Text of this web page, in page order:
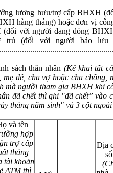
lương hưu/trợ cấp BHXH
hàng tháng) hoặc đơn vị
với người đang đóng
trú (đối với người bảo lưu
sách thân nhân (Kê khai tất
mẹ đẻ, cha vợ hoặc cha chồng,
mà người tham gia BHXH khi
đã chết thì ghi "đã chết”
tháng năm sinh" và 3 cột
và tên
hợp
trợ cấp
tháng
tài khoản
ATM thì
Địa